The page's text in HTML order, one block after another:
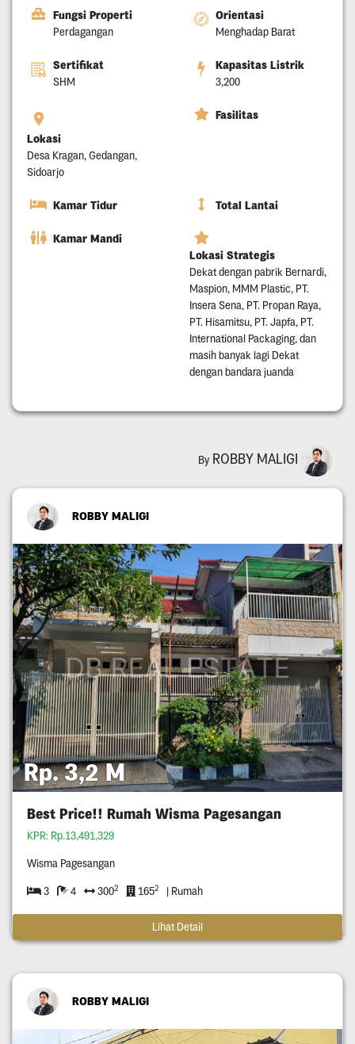
Fungsi Properti
Perdagangan
Orientasi
Menghadap Barat
Sertifikat
SHM
Kapasitas Listrik
3,200
Lokasi
Desa Kragan, Gedangan,
Sidoarjo
Fasilitas
Kamar Tidur Total Lantai
Kamar Mandi
Lokasi Strategis
Dekat dengan pabrik Bernardi,
Maspion, MMM Plastic, PT.
Insera Sena, PT. Propan Raya,
PT. Hisamitsu, PT. Japfa, PT.
International Packaging, dan
masih banyak lagi Dekat
dengan bandara juanda
By ROBBY MALIGI
ROBBY MALIGI
Rp. 3,2 M
Best Price!! Rumah Wisma Pagesangan
KPR: Rp.13,491,329
Wisma Pagesangan
3 4 3002 1652 | Rumah
Lihat Detail
ROBBY MALIGI